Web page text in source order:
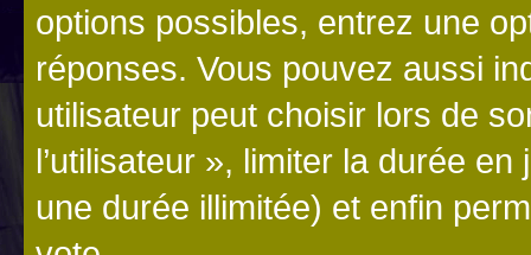
options possibles, entrez une
réponses. Vous pouvez aussi
utilisateur peut choisir lors de
l’utilisateur », limiter la durée
une durée illimitée) et enfin